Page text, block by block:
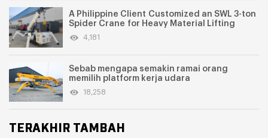
A Philippine Client Customized an SWL 3-ton
Spider Crane for Heavy Material Lifting
4,181
Sebab mengapa semakin ramai orang
memilih platform kerja udara
18,258
TERAKHIR TAMBAH